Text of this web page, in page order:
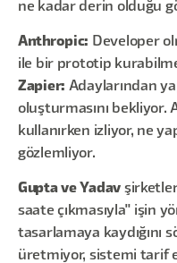
ne kadar derin olduğu
Anthropic: Developer
ile bir prototip
Zapier: Adaylarından
oluşturmasını bekliyor.
kullanırken izliyor, ne
gözlemliyor.
Gupta ve Yadav
saate çıkmasıyla" işin
tasarlamaya kaydığını
üretmiyor, sistemi tarif